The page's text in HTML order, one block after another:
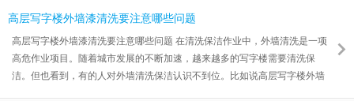
候做 首先在铺木地板之前，要自己把房间的地面给清扫一下，主要是清扫尘
前，要把厨房的墙面打扫一下，毕竟铺完砖，墙上会有腻子粉之类的东
高层写字楼外墙漆清洗要注意哪些问题
高层写字楼外墙漆清洗要注意哪些问题 在清洗保洁作业中，外墙清洗是一项
高危作业项目。随着城市发展的不断加速，越来越多的写字楼需要清洗保
洁。但也看到，有的人对外墙清洗保洁认识不到位。比如说高层写字楼外墙